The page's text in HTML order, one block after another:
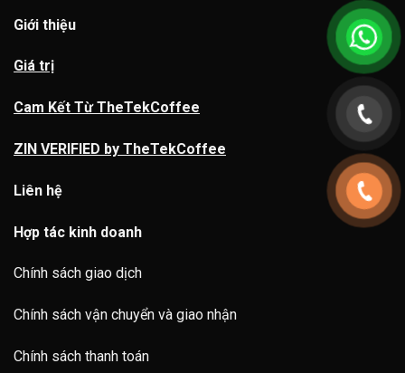
Giới thiệu
Giá trị
Cam Kết Từ TheTekCoffee
ZIN VERIFIED by TheTekCoffee
Liên hệ
Hợp tác kinh doanh
Chính sách giao dịch
Chính sách vận chuyển và giao nhận
Chính sách thanh toán